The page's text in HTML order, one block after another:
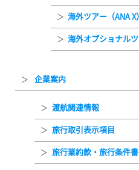
海外ツアー（ANA X
海外オプショナル
企業案内
渡航関連情報
旅行取引表示項目
旅行業約款・旅行条件書